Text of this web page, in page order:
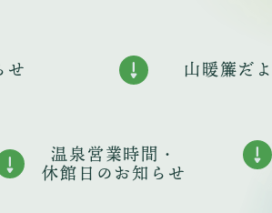
せ 山暖簾だ
温泉営業時間・
休館日のお知らせ